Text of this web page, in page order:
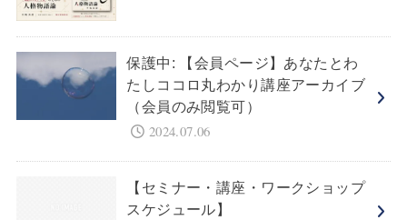
保護中: 【会員ページ】あなたとわ
たしココロ丸わかり講座アーカイブ
（会員のみ閲覧可）
2024.07.06
【セミナー・講座・ワークショップ
スケジュール】